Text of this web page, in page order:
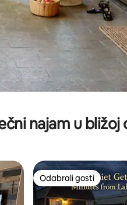
najam u bližoj
Odabrali gosti
Odabrali gosti